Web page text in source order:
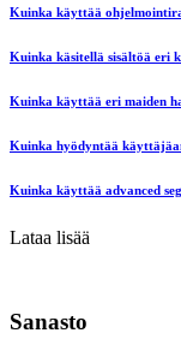
Kuinka käyttää
Kuinka käsitellä sisältöä eri
Kuinka käyttää eri maiden
Kuinka hyödyntää
Kuinka käyttää advanced
Lataa lisää
Sanasto